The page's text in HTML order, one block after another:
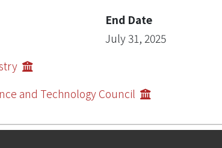
End Date
July 31, 2025
and Technology Council